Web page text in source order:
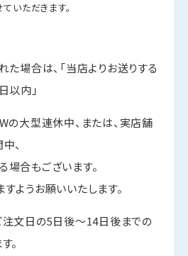
いただきます。
た場合は、「当店よりお送りする
以内」
の大型連休中、または、実店舗
、
合もございます。
ようお願いいたします。
注文日の5日後～14日後までの
。